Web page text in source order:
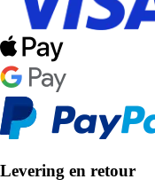
Levering en retour